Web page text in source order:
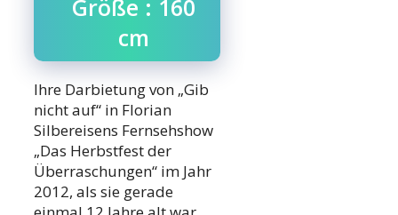
Größe : 160
cm
Ihre Darbietung von „Gib
nicht auf“ in Florian
Silbereisens Fernsehshow
„Das Herbstfest der
Überraschungen“ im Jahr
2012, als sie gerade